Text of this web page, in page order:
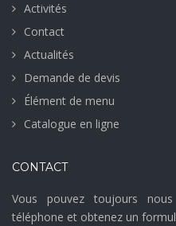
Activités
Contact
Actualités
Demande de devis
Élément de menu
Catalogue en ligne
CONTACT
Vous pouvez toujours
téléphone et obtenez un